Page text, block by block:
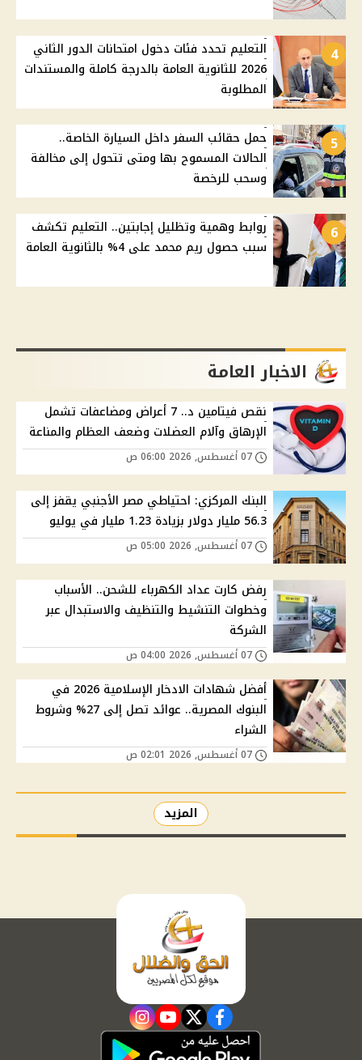
4
التعليم تحدد فئات دخول امتحانات الدور الثاني
2026 للثانوية العامة بالدرجة كاملة والمستندات
المطلوبة
5
حمل حقائب السفر داخل السيارة الخاصة..
الحالات المسموح بها ومتى تتحول إلى مخالفة
وسحب للرخصة
6
روابط وهمية وتظليل إجابتين.. التعليم تكشف
سبب حصول ريم محمد على 4% بالثانوية العامة
الاخبار العامة
نقص فيتامين د.. 7 أعراض ومضاعفات تشمل
الإرهاق وآلام العضلات وضعف العظام والمناعة
البنك المركزي: احتياطي مصر الأجنبي يقفز إلى
56.3 مليار دولار بزيادة 1.23 مليار في يوليو
رفض كارت عداد الكهرباء للشحن.. الأسباب
وخطوات التنشيط والتنظيف والاستبدال عبر
الشركة
أفضل شهادات الادخار الإسلامية 2026 في
البنوك المصرية.. عوائد تصل إلى 27% وشروط
الشراء
المزيد
facebook
twitter
youtube
instagram